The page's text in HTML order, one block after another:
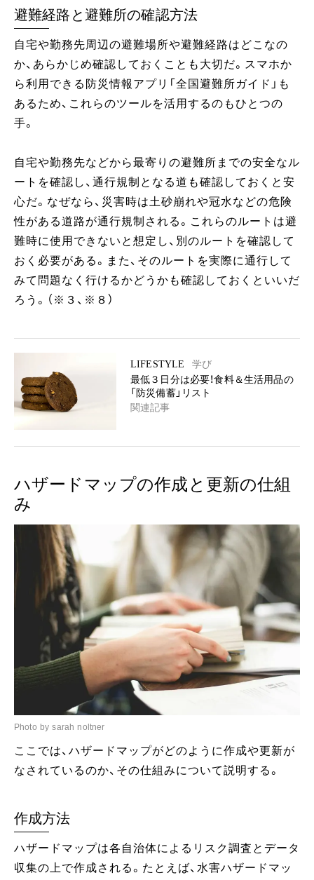
避難経路と避難所の確認方法
自宅や勤務先周辺の避難場所や避難経路はどこなの
か、あらかじめ確認しておくことも大切だ。スマホか
ら利用できる防災情報アプリ「全国避難所ガイド」も
あるため、これらのツールを活用するのもひとつの
手。
自宅や勤務先などから最寄りの避難所までの安全なル
ートを確認し、通行規制となる道も確認しておくと安
心だ。なぜなら、災害時は土砂崩れや冠水などの危険
性がある道路が通行規制される。これらのルートは避
難時に使用できないと想定し、別のルートを確認して
おく必要がある。また、そのルートを実際に通行して
みて問題なく行けるかどうかも確認しておくといいだ
ろう。（※３、※８）
LIFESTYLE
学び
最低３日分は必要！食料＆生活用品の
「防災備蓄」リスト
関連記事
ハザードマップの作成と更新の仕組
み
Photo by sarah noltner
ここでは、ハザードマップがどのように作成や更新が
なされているのか、その仕組みについて説明する。
作成方法
ハザードマップは各自治体によるリスク調査とデータ
収集の上で作成される。たとえば、水害ハザードマッ